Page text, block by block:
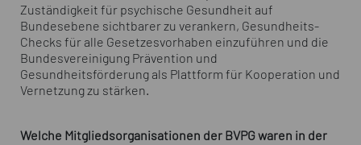
Zuständigkeit für psychische Gesundheit auf
Bundesebene sichtbarer zu verankern, Gesundheits-
Checks für alle Gesetzesvorhaben einzuführen und die
Bundesvereinigung Prävention und
Gesundheitsförderung als Plattform für Kooperation und
Vernetzung zu stärken.
Welche Mitgliedsorganisationen der BVPG waren in der